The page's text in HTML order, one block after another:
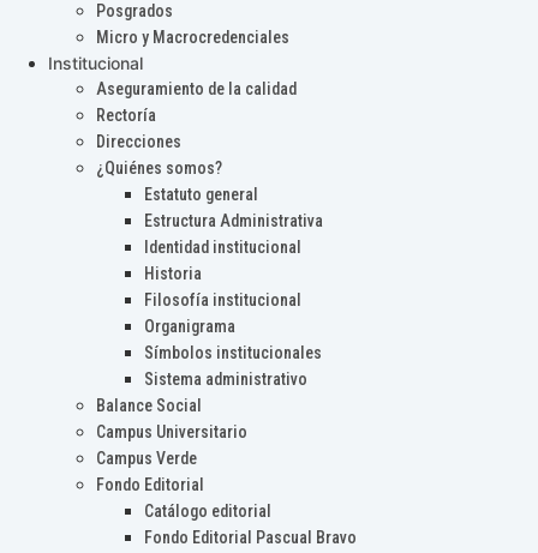
Posgrados
Micro y Macrocredenciales
Institucional
Aseguramiento de la calidad
Rectoría
Direcciones
¿Quiénes somos?
Estatuto general
Estructura Administrativa
Identidad institucional
Historia
Filosofía institucional
Organigrama
Símbolos institucionales
Sistema administrativo
Balance Social
Campus Universitario
Campus Verde
Fondo Editorial
Catálogo editorial
Fondo Editorial Pascual Bravo